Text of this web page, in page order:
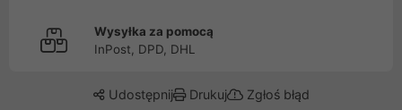
Wysyłka za pomocą
InPost, DPD, DHL
Udostępnij Drukuj Zgłoś błąd